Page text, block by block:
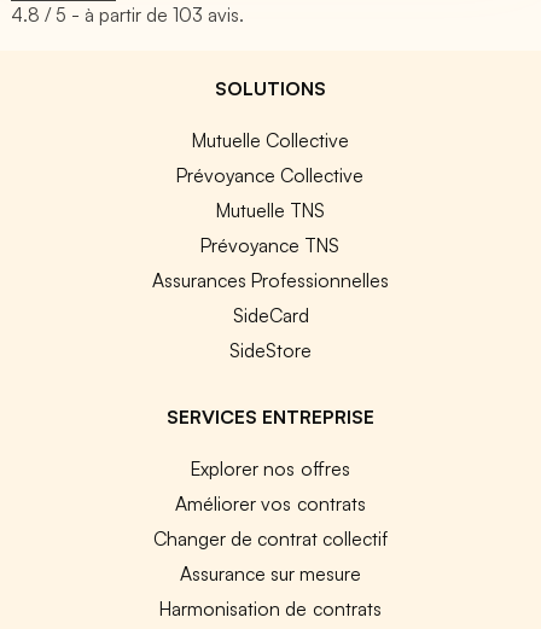
4.8 / 5 - à partir de103 avis.
SOLUTIONS
Mutuelle Collective
Prévoyance Collective
Mutuelle TNS
Prévoyance TNS
Assurances Professionnelles
SideCard
SideStore
SERVICES ENTREPRISE
Explorer nos offres
Améliorer vos contrats
Changer de contrat collectif
Assurance sur mesure
Harmonisation de contrats